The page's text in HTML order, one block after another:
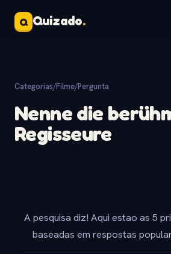
Q Quizado.
Categorias/Filme/Pergunta
Nenne die
Regisseure
A pesquisa diz! Aqui estao as 5
baseadas em respostas